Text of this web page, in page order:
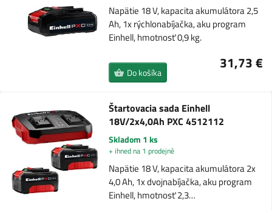
Napätie 18 V, kapacita akumulátora 2,5
Ah, 1x rýchlonabíjačka, aku program
Einhell, hmotnosť 0,9 kg.
31,73 €
Do košíka
Štartovacia sada Einhell
18V/2x4,0Ah PXC 4512112
Skladom 1 ks
+ ihned na 1 prodejně
Napätie 18 V, kapacita akumulátora 2x
4,0 Ah, 1x dvojnabíjačka, aku program
Einhell, hmotnosť 2,3…